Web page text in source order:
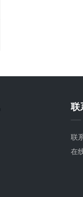
联
联
在